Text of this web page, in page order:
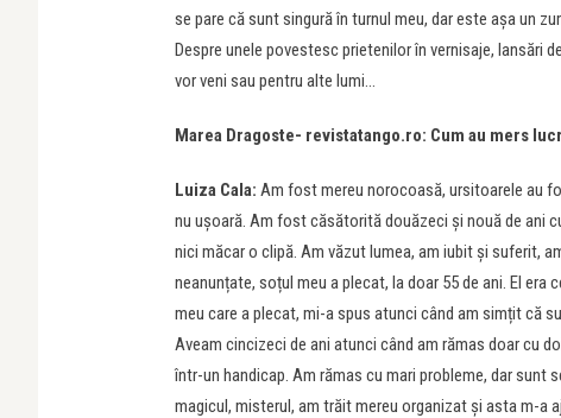
se pare că sunt singură în turnul meu, dar este așa un
Despre unele povestesc prietenilor în vernisaje, lansări
vor veni sau pentru alte lumi…
Marea Dragoste- revistatango.ro: Cum au mers
Luiza Cala: Am fost mereu norocoasă, ursitoarele au
nu ușoară. Am fost căsătorită douăzeci și nouă de ani
nici măcar o clipă. Am văzut lumea, am iubit și suferit,
neanunțate, soțul meu a plecat, la doar 55 de ani. El era
meu care a plecat, mi-a spus atunci când am simțit că
Aveam cincizeci de ani atunci când am rămas doar cu
într-un handicap. Am rămas cu mari probleme, dar sunt
magicul, misterul, am trăit mereu organizat și asta m-a